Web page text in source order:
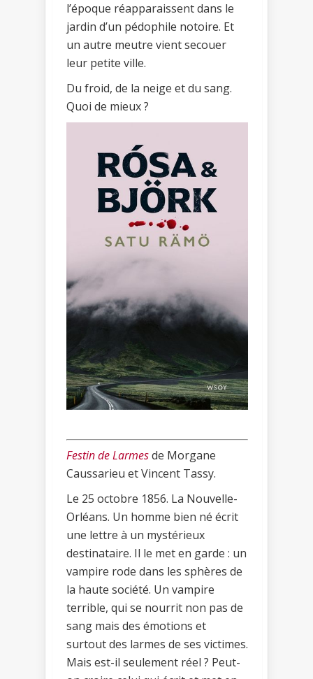
l’époque réapparaissent dans le
jardin d’un pédophile notoire. Et
un autre meutre vient secouer
leur petite ville.
Du froid, de la neige et du sang.
Quoi de mieux ?
Festin de Larmesde Morgane
Caussarieu et Vincent Tassy.
Le 25 octobre 1856. La Nouvelle-
Orléans. Un homme bien né écrit
une lettre à un mystérieux
destinataire. Il le met en garde : un
vampire rode dans les sphères de
la haute société. Un vampire
terrible, qui se nourrit non pas de
sang mais des émotions et
surtout des larmes de ses victimes.
Mais est-il seulement réel ? Peut-